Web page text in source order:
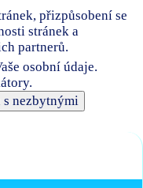
přizpůsobení se
stránek a
partnerů.
osobní údaje.
s nezbytnými